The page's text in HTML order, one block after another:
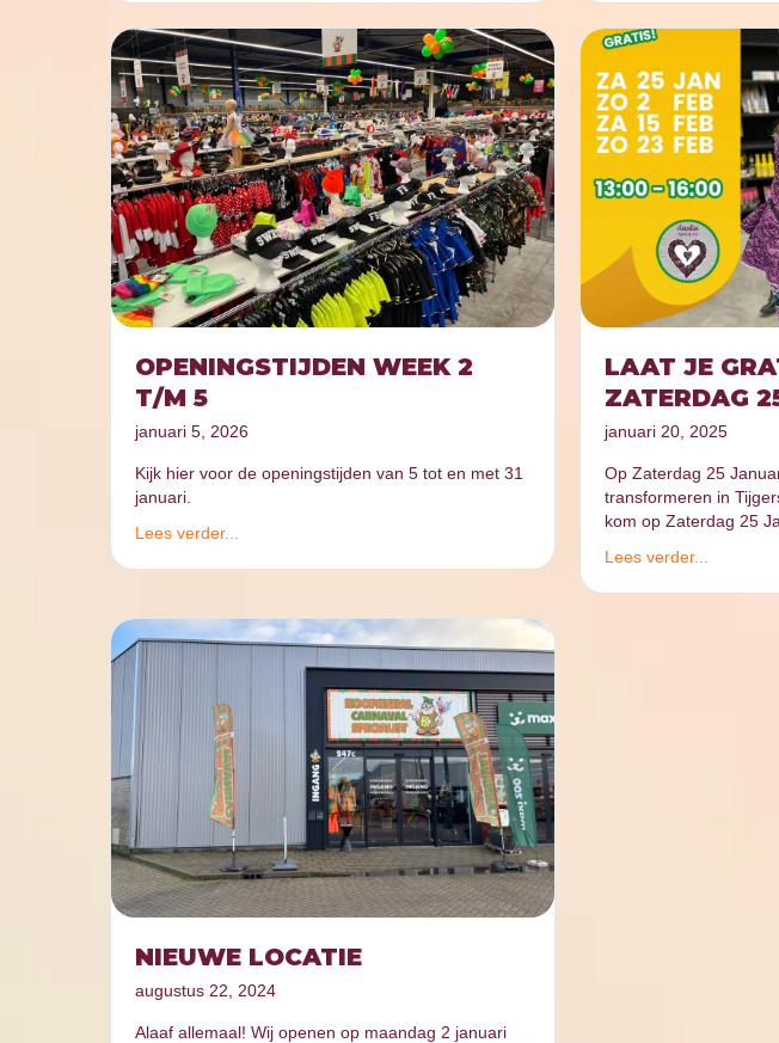
OPENINGSTIJDEN WEEK 2
T/M 5
januari 5, 2026
Kijk hier voor de openingstijden van 5 tot en met 31
januari.
Lees verder...
LAAT JE
ZATERDAG
januari 20, 2025
Op Zaterdag 25
transformeren in
kom op Zaterdag 25
Lees verder...
NIEUWE LOCATIE
augustus 22, 2024
Alaaf allemaal! Wij openen op maandag 2 januari